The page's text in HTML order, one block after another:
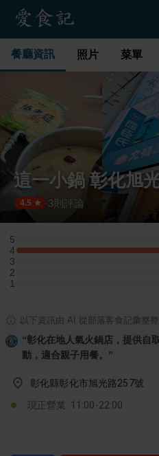
餐廳資訊 照片 菜單
這一小鍋 彰化旭
4.5 3則評論
5
5 星：0 則評論
4
4 星：1 則評論
3
3 星：0 則評論
2
2 星：0 則評論
1
1 星：0 則評論
以下資訊由 AI 從部落客食記彙整
“彰化在地人氣火鍋店，提供自
動，適合親子用餐。 ”
彰化縣彰化市旭光路257號
現正營業: 11:00-22:00